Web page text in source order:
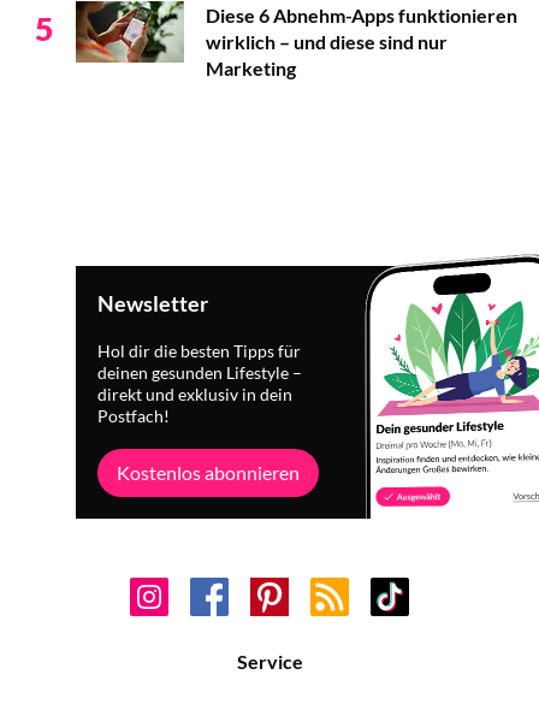
5
Diese 6 Abnehm-Apps funktionieren
wirklich – und diese sind nur
Marketing
Newsletter
Hol dir die besten Tipps für
deinen gesunden Lifestyle –
direkt und exklusiv in dein
Postfach!
Kostenlos abonnieren
Service